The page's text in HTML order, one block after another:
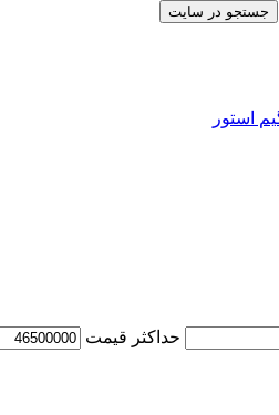
جستجو در سایت
حداكثر قيمت